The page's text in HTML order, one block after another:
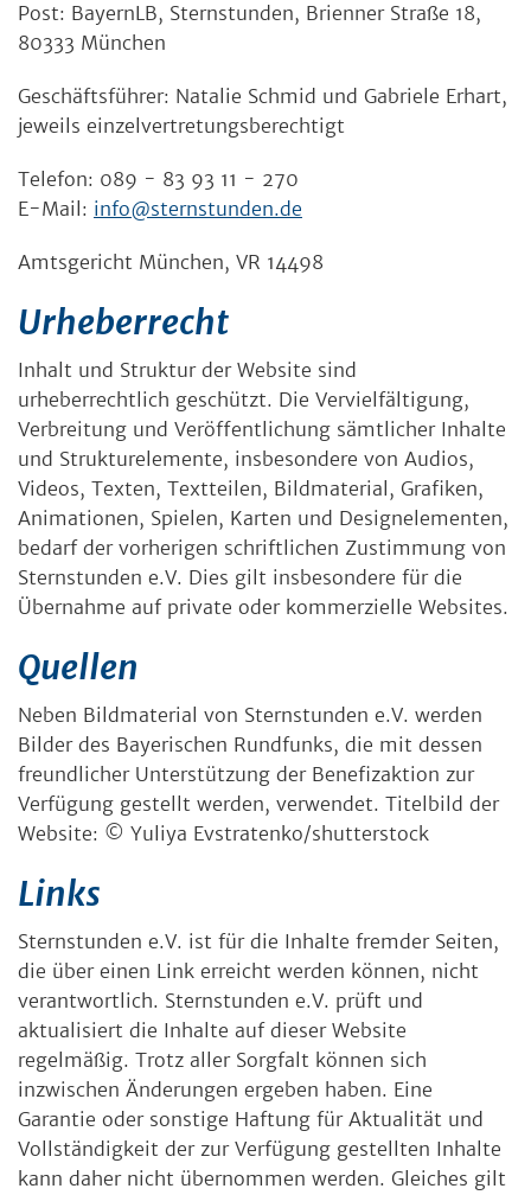
Post: BayernLB, Sternstunden, Brienner Straße 18,
80333 München
Geschäftsführer: Natalie Schmid und Gabriele Erhart,
jeweils einzelvertretungsberechtigt
Telefon: 089 - 83 93 11 - 270
E-Mail: info@sternstunden.de
Amtsgericht München, VR 14498
Urheberrecht
Inhalt und Struktur der Website sind
urheberrechtlich geschützt. Die Vervielfältigung,
Verbreitung und Veröffentlichung sämtlicher Inhalte
und Strukturelemente, insbesondere von Audios,
Videos, Texten, Textteilen, Bildmaterial, Grafiken,
Animationen, Spielen, Karten und Designelementen,
bedarf der vorherigen schriftlichen Zustimmung von
Sternstunden e.V. Dies gilt insbesondere für die
Übernahme auf private oder kommerzielle Websites.
Quellen
Neben Bildmaterial von Sternstunden e.V. werden
Bilder des Bayerischen Rundfunks, die mit dessen
freundlicher Unterstützung der Benefizaktion zur
Verfügung gestellt werden, verwendet. Titelbild der
Website: © Yuliya Evstratenko/shutterstock
Links
Sternstunden e.V. ist für die Inhalte fremder Seiten,
die über einen Link erreicht werden können, nicht
verantwortlich. Sternstunden e.V. prüft und
aktualisiert die Inhalte auf dieser Website
regelmäßig. Trotz aller Sorgfalt können sich
inzwischen Änderungen ergeben haben. Eine
Garantie oder sonstige Haftung für Aktualität und
Vollständigkeit der zur Verfügung gestellten Inhalte
kann daher nicht übernommen werden. Gleiches gilt